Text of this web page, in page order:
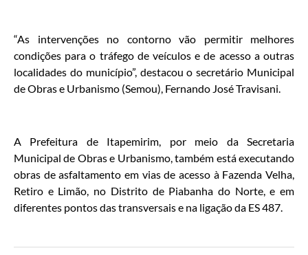
“As intervenções no contorno vão permitir melhores
condições para o tráfego de veículos e de acesso a outras
localidades do município”, destacou o secretário Municipal
de Obras e Urbanismo (Semou), Fernando José Travisani.
A Prefeitura de Itapemirim, por meio da Secretaria
Municipal de Obras e Urbanismo, também está executando
obras de asfaltamento em vias de acesso à Fazenda Velha,
Retiro e Limão, no Distrito de Piabanha do Norte, e em
diferentes pontos das transversais e na ligação da ES 487.